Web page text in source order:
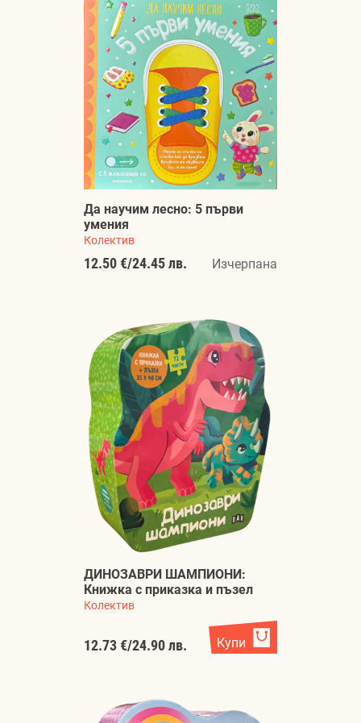
Да научим лесно: 5 първи
умения
Колектив
12.50 €/24.45 лв. Изчерпана
ДИНОЗАВРИ ШАМПИОНИ:
Книжка с приказка и пъзел
Колектив
12.73 €/24.90 лв. Купи